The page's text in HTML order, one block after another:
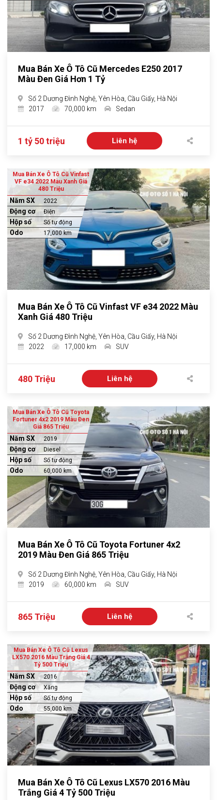
Mua Bán Xe Ô Tô Cũ Mercedes E250 2017
Màu Đen Giá Hơn 1 Tỷ
Số 2 Dương Đình Nghệ, Yên Hòa, Cầu Giấy, Hà Nội
2017
70,000 km Sedan
1 tỷ 50 triệu Liên hệ
Mua Bán Xe Ô Tô Cũ Vinfast
VF e34 2022 Màu Xanh Giá
480 Triệu
Năm SX 2022
Động cơ Điện
Hộp số Số tự động
Odo 17,000 km
Mua Bán Xe Ô Tô Cũ Vinfast VF e34 2022 Màu
Xanh Giá 480 Triệu
Số 2 Dương Đình Nghệ, Yên Hòa, Cầu Giấy, Hà Nội
2022
17,000 km SUV
480 Triệu Liên hệ
Mua Bán Xe Ô Tô Cũ Toyota
Fortuner 4x2 2019 Màu Đen
Giá 865 Triệu
Năm SX 2019
Động cơ Diesel
Hộp số Số tự động
Odo 60,000 km
Mua Bán Xe Ô Tô Cũ Toyota Fortuner 4x2
2019 Màu Đen Giá 865 Triệu
Số 2 Dương Đình Nghệ, Yên Hòa, Cầu Giấy, Hà Nội
2019
60,000 km SUV
865 Triệu Liên hệ
Mua Bán Xe Ô Tô Cũ Lexus
LX570 2016 Màu Trắng Giá 4
Tỷ 500 Triệu
Năm SX 2016
Động cơ Xăng
Hộp số Số tự động
Odo 55,000 km
Mua Bán Xe Ô Tô Cũ Lexus LX570 2016 Màu
Trắng Giá 4 Tỷ 500 Triệu